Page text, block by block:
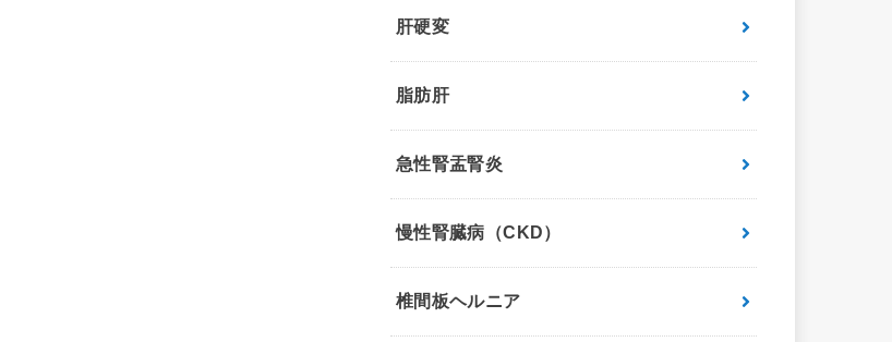
肝硬変
脂肪肝
急性腎盂腎炎
慢性腎臓病（CKD）
椎間板ヘルニア